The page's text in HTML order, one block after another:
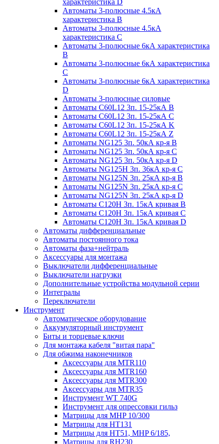
Автоматы 3-полюсные 4.5кА
характеристика В
Автоматы 3-полюсные 4.5кА
характеристика С
Автоматы 3-полюсные 6кА характеристика
B
Автоматы 3-полюсные 6кА характеристика
C
Автоматы 3-полюсные 6кА характеристика
D
Автоматы 3-полюсные силовые
Автоматы C60L12 3п. 15-25кА B
Автоматы C60L12 3п. 15-25кА C
Автоматы C60L12 3п. 15-25кА K
Автоматы C60L12 3п. 15-25кА Z
Автоматы NG125 3п. 50кА кр-я B
Автоматы NG125 3п. 50кА кр-я C
Автоматы NG125 3п. 50кА кр-я D
Автоматы NG125H 3п. 36кА кр-я C
Автоматы NG125N 3п. 25кА кр-я B
Автоматы NG125N 3п. 25кА кр-я C
Автоматы NG125N 3п. 25кА кр-я D
Автоматы С120Н 3п. 15кА кривая B
Автоматы С120Н 3п. 15кА кривая C
Автоматы С120Н 3п. 15кА кривая D
Автоматы дифференциальные
Автоматы постоянного тока
Автоматы фаза+нейтраль
Аксессуары для монтажа
Выключатели дифференциальные
Выключатели нагрузки
Дополнительные устройства модульной серии
Интегралы
Переключатели
Инструмент
Автоматическое оборудование
Аккумуляторный инструмент
Биты и торцевые ключи
Для монтажа кабеля "витая пара"
Для обжима наконечников
Аксессуары для MTR110
Аксессуары для MTR160
Аксессуары для MTR300
Аксессуары для MTR35
Инструмент WT 740G
Инструмент для опрессовки гильз
Матрицы для MHP 10/300
Матрицы для НТ131
Матрицы для НТ51, MHP 6/185,
Матрицы для RH230